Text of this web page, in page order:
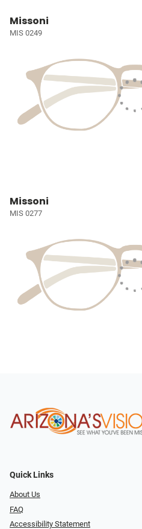
Missoni
MIS 0249
Missoni
MIS 0277
Quick Links
About Us
FAQ
Accessibility Statement